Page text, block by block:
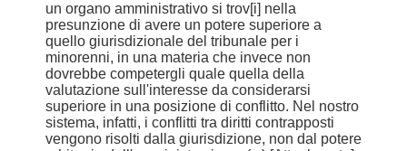
un organo amministrativo si trov[i] nella
presunzione di avere un potere superiore a
quello giurisdizionale del tribunale per i
minorenni, in una materia che invece non
dovrebbe competergli quale quella della
valutazione sull'interesse da considerarsi
superiore in una posizione di conflitto. Nel nostro
sistema, infatti, i conflitti tra diritti contrapposti
vengono risolti dalla giurisdizione, non dal potere